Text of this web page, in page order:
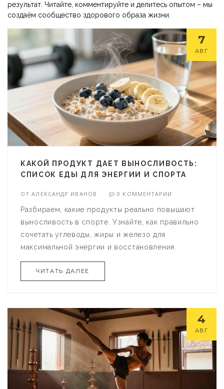
результат. Читайте, комментируйте и делитесь опытом – мы
создаём сообщество здорового образа жизни.
7
АВГ
КАКОЙ ПРОДУКТ ДАЕТ ВЫНОСЛИВОСТЬ:
СПИСОК ЕДЫ ДЛЯ ЭНЕРГИИ И СПОРТА
ОТАЛЕКСАНДР ИВАНОВ 0 КОММЕНТАРИИ
Разбираем, какие продукты реально повышают
выносливость в спорте. Узнайте, как правильно
сочетать углеводы, жиры и железо для
максимальной энергии и восстановления.
ЧИТАТЬ ДАЛЕЕ
4
АВГ